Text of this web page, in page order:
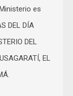
es
DEL DÍA
DEL
EL